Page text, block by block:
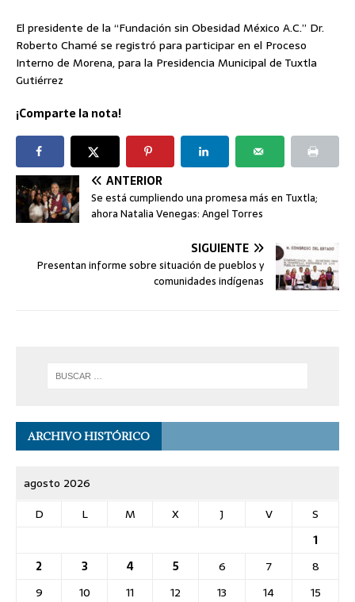
El presidente de la “Fundación sin Obesidad México A.C.” Dr.
Roberto Chamé se registró para participar en el Proceso
Interno de Morena, para la Presidencia Municipal de Tuxtla
Gutiérrez
¡Comparte la nota!
ANTERIOR
Se está cumpliendo una promesa más en Tuxtla;
ahora Natalia Venegas: Angel Torres
SIGUIENTE
Presentan informe sobre situación de pueblos y
comunidades indígenas
ARCHIVO HISTÓRICO
agosto 2026
D
L M X J V
S
1
2
3 4 5 6 7
8
9
10 11 12 13 14
15